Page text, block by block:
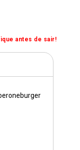
antes de sair!